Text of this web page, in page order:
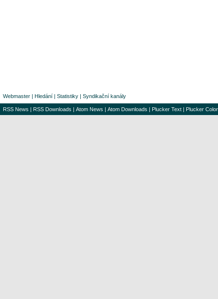
Webmaster | Hledání | Statistiky | Syndikační kanály
RSS News | RSS Downloads | Atom News | Atom Downloads | Plucker Text | Plucker Color